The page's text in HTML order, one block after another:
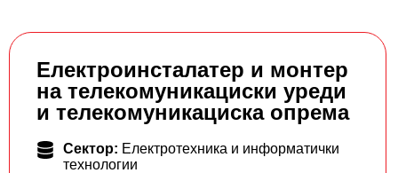
Електроинсталатер и монтер
на телекомуникациски уреди
и телекомуникациска опрема
Сектор: Електротехника и информатички
технологии